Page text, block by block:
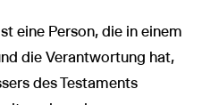
eine Person, die in einem
die Verantwortung hat,
des Testaments